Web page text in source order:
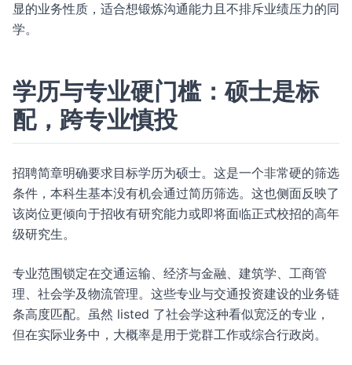
显的业务性质，适合想锻炼沟通能力且不排斥业绩压力的同
学。
学历与专业硬门槛：硕士是标
配，跨专业慎投
招聘简章明确要求目标学历为硕士。这是一个非常硬的筛选
条件，本科生基本没有机会通过简历筛选。这也侧面反映了
该岗位更倾向于招收有研究能力或即将面临正式校招的高年
级研究生。
专业范围锁定在交通运输、经济与金融、建筑学、工商管
理、社会学及物流管理。这些专业与交通投资建设的业务链
条高度匹配。虽然 listed 了社会学这种看似宽泛的专业，
但在实际业务中，大概率是用于党群工作或综合行政岗。